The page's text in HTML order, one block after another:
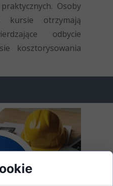
Osoby
kursie otrzymają
odbycie
kosztorysowania